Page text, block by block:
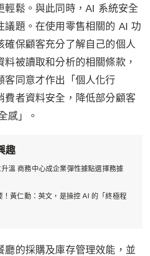
輕鬆。與此同時，AI 系統安全
議題。在使用零售相關的 AI 功
確保顧客充分了解自己的個人
料被讀取和分析的相關條款，
客同意才作出「個人化行
費者資料安全，降低部分顧客
感」。
趣
溫 商務中心成企業彈性據點選擇務據
！黃仁勳：英文，是操控 AI 的「終極程
廳的採購及庫存管理效能，並